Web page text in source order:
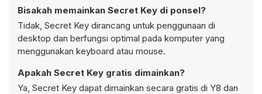
Bisakah memainkan Secret Key di ponsel?
Tidak, Secret Key dirancang untuk penggunaan di
desktop dan berfungsi optimal pada komputer yang
menggunakan keyboard atau mouse.
Apakah Secret Key gratis dimainkan?
Ya, Secret Key dapat dimainkan secara gratis di Y8 dan